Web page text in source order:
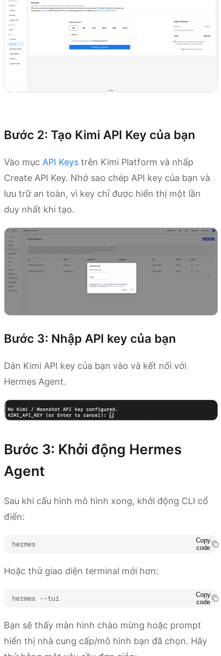
Bước 2: Tạo Kimi API Key của bạn
Vào mục API Keys trên Kimi Platform và nhấp
Create API Key. Nhớ sao chép API key của bạn và
lưu trữ an toàn, vì key chỉ được hiển thị một lần
duy nhất khi tạo.
Bước 3: Nhập API key của bạn
Dán Kimi API key của bạn vào và kết nối với
Hermes Agent.
Bước 3: Khởi động Hermes
Agent
Sau khi cấu hình mô hình xong, khởi động CLI cổ
điển:
hermes
Copy
code
Hoặc thử giao diện terminal mới hơn:
hermes --tui
Copy
code
Bạn sẽ thấy màn hình chào mừng hoặc prompt
hiển thị nhà cung cấp/mô hình bạn đã chọn. Hãy